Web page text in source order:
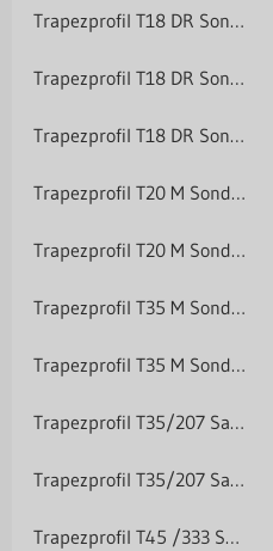
Trapezprofil T18 DR Sonderposten
Trapezprofil T18 DR Sonderposten
Trapezprofil T18 DR Sonderposten
Trapezprofil T20 M Sonderposten
Trapezprofil T20 M Sonderposten
Trapezprofil T35 M Sonderposten
Trapezprofil T35 M Sonderposten
Trapezprofil T35/207 Sale
Trapezprofil T35/207 Sale
Trapezprofil T45 /333 Sale